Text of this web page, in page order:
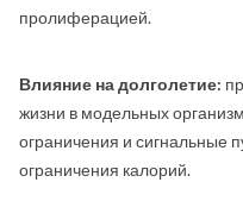
пролиферацией.
Влияние на долголетие:
жизни в модельных
ограничения и сигнальные
ограничения калорий.